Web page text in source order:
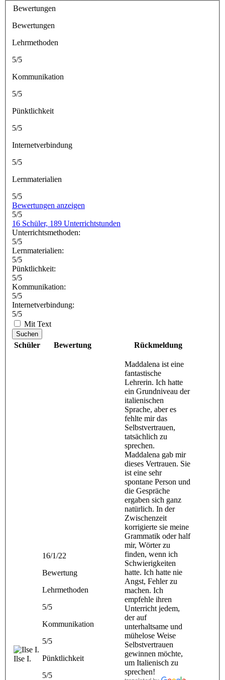
Bewertungen
Bewertungen
Lehrmethoden
5/5
Kommunikation
5/5
Pünktlichkeit
5/5
Internetverbindung
5/5
Lernmaterialien
5/5
Bewertungen anzeigen
5/5
16 Schüler, 189 Unterrichtstunden
Unterrichtsmethoden:
5/5
Lernmaterialien:
5/5
Pünktlichkeit:
5/5
Kommunikation:
5/5
Internetverbindung:
5/5
Mit Text
Suchen
Schüler Bewertung Rückmeldung
Ilse I.
16/1/22
Bewertung
Lehrmethoden
5/5
Kommunikation
5/5
Pünktlichkeit
5/5
Maddalena ist eine
fantastische
Lehrerin. Ich hatte
ein Grundniveau der
italienischen
Sprache, aber es
fehlte mir das
Selbstvertrauen,
tatsächlich zu
sprechen.
Maddalena gab mir
dieses Vertrauen. Sie
ist eine sehr
spontane Person und
die Gespräche
ergaben sich ganz
natürlich. In der
Zwischenzeit
korrigierte sie meine
Grammatik oder half
mir, Wörter zu
finden, wenn ich
Schwierigkeiten
hatte. Ich hatte nie
Angst, Fehler zu
machen. Ich
empfehle ihren
Unterricht jedem,
der auf
unterhaltsame und
mühelose Weise
Selbstvertrauen
gewinnen möchte,
um Italienisch zu
sprechen!